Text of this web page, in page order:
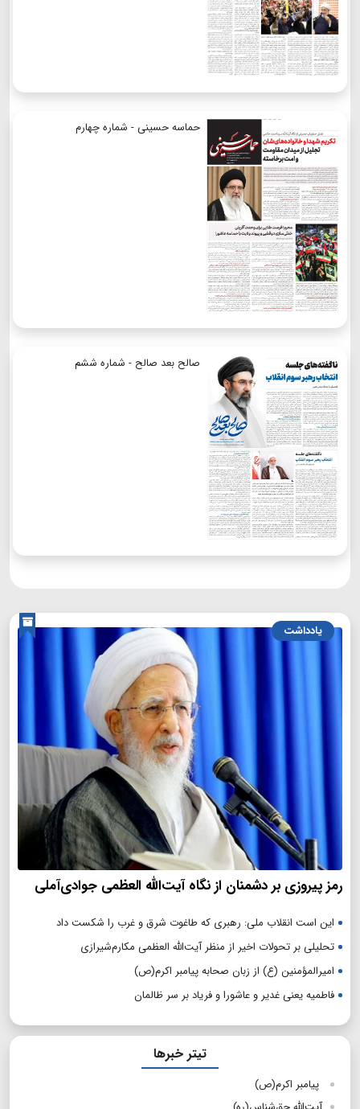
حماسه حسینی - شماره چهارم
صالح بعد صالح - شماره ششم
یادداشت
رمز پیروزی بر دشمنان از نگاه آیت‌الله العظمی جوادی‌آملی
این است انقلاب ملی: رهبری که طاغوت شرق و غرب را شکست داد
تحلیلی بر تحولات اخیر از منظر آیت‌الله العظمی مکارم‌شیرازی
امیرالمؤمنین (ع) از زبان صحابه پیامبر اکرم(ص)
فاطمیه یعنی غدیر و عاشورا و فریاد بر سر ظالمان
تیتر خبرها
پیامبر اکرم(ص)